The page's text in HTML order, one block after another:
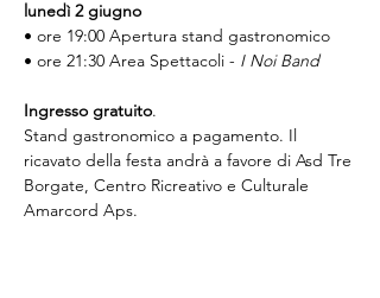
lunedì 2 giugno
• ore 19:00 Apertura stand gastronomico
• ore 21:30 Area Spettacoli - I Noi Band
Ingresso gratuito.
Stand gastronomico a pagamento. Il
ricavato della festa andrà a favore di Asd Tre
Borgate, Centro Ricreativo e Culturale
Amarcord Aps.